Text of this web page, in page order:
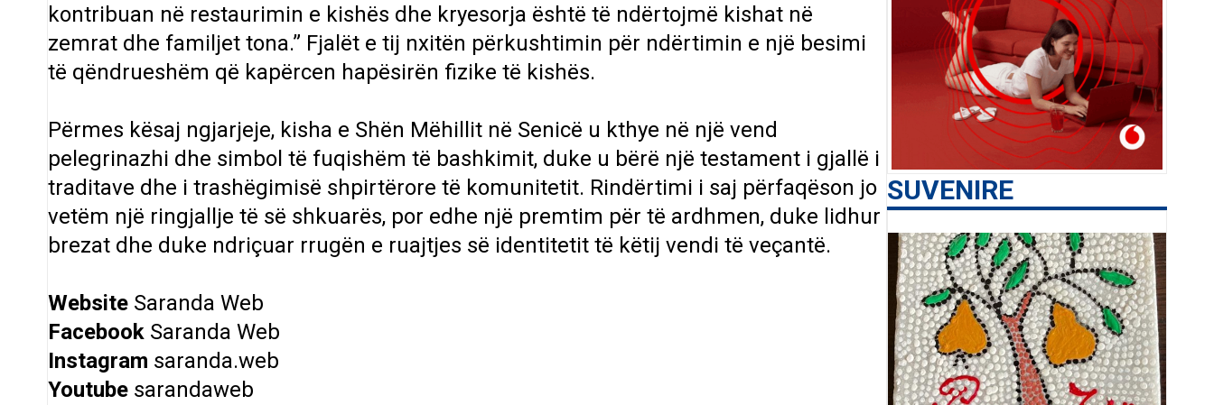
kontribuan në restaurimin e kishës dhe kryesorja është të ndërtojmë kishat në
zemrat dhe familjet tona.” Fjalët e tij nxitën përkushtimin për ndërtimin e një besimi
të qëndrueshëm që kapërcen hapësirën fizike të kishës.
Përmes kësaj ngjarjeje, kisha e Shën Mëhillit në Senicë u kthye në një vend
pelegrinazhi dhe simbol të fuqishëm të bashkimit, duke u bërë një testament i gjallë i
traditave dhe i trashëgimisë shpirtërore të komunitetit. Rindërtimi i saj përfaqëson jo
vetëm një ringjallje të së shkuarës, por edhe një premtim për të ardhmen, duke lidhur
brezat dhe duke ndriçuar rrugën e ruajtjes së identitetit të këtij vendi të veçantë.
Website Saranda Web
Facebook Saranda Web
Instagram saranda.web
Youtube sarandaweb
SUVENIRE